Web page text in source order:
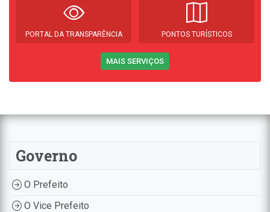
PORTAL DA TRANSPARÊNCIA PONTOS TURÍSTICOS
MAIS SERVIÇOS
Governo
O Prefeito
O Vice Prefeito